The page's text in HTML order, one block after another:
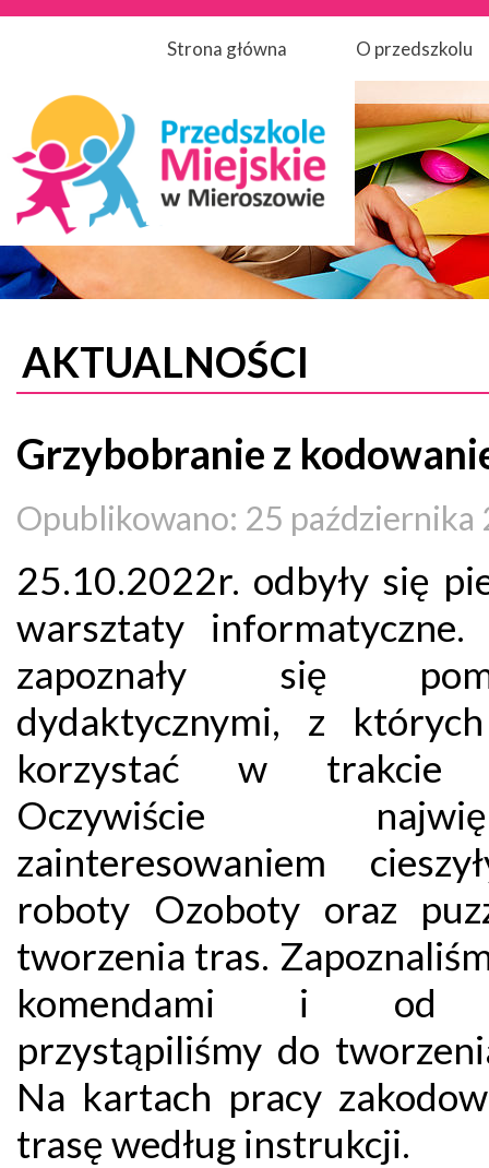
Strona główna O przedszkolu
AKTUALNOŚCI
Grzybobranie z
Opublikowano: 25 października
25.10.2022r. odbyły się
warsztaty informatyczne.
zapoznały się
dydaktycznymi, z
korzystać w trakcie
Oczywiście
zainteresowaniem
roboty Ozoboty oraz
tworzenia tras.
komendami i od
przystąpiliśmy do
Na kartach pracy
trasę według instrukcji.